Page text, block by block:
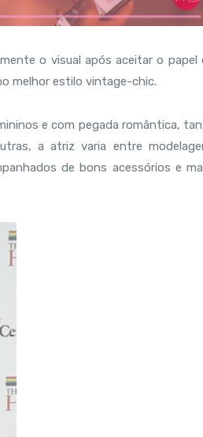
o visual após aceitar o papel
melhor estilo vintage-chic.
e com pegada romântica,
a atriz varia entre
de bons acessórios e